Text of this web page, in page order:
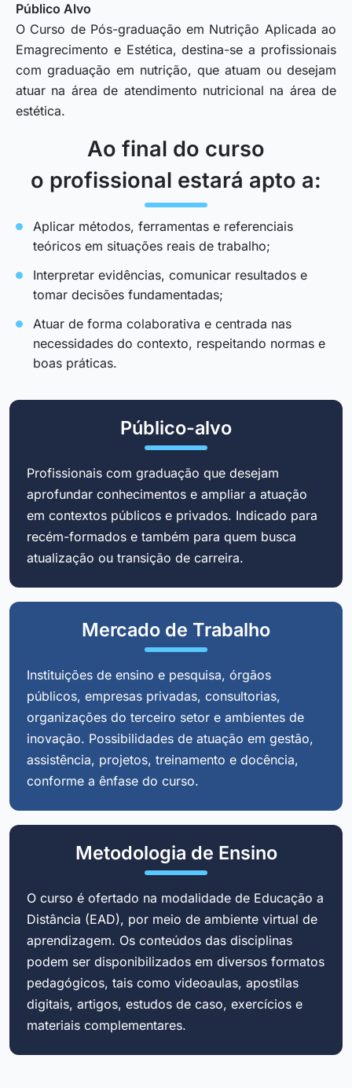
Público Alvo
O Curso de Pós-graduação em Nutrição Aplicada ao
Emagrecimento e Estética, destina-se a profissionais
com graduação em nutrição, que atuam ou desejam
atuar na área de atendimento nutricional na área de
estética.
Ao final do curso
o profissional estará apto a:
Aplicar métodos, ferramentas e referenciais
teóricos em situações reais de trabalho;
Interpretar evidências, comunicar resultados e
tomar decisões fundamentadas;
Atuar de forma colaborativa e centrada nas
necessidades do contexto, respeitando normas e
boas práticas.
Público-alvo
Profissionais com graduação que desejam
aprofundar conhecimentos e ampliar a atuação
em contextos públicos e privados. Indicado para
recém-formados e também para quem busca
atualização ou transição de carreira.
Mercado de Trabalho
Instituições de ensino e pesquisa, órgãos
públicos, empresas privadas, consultorias,
organizações do terceiro setor e ambientes de
inovação. Possibilidades de atuação em gestão,
assistência, projetos, treinamento e docência,
conforme a ênfase do curso.
Metodologia de Ensino
O curso é ofertado na modalidade de Educação a
Distância (EAD), por meio de ambiente virtual de
aprendizagem. Os conteúdos das disciplinas
podem ser disponibilizados em diversos formatos
pedagógicos, tais como videoaulas, apostilas
digitais, artigos, estudos de caso, exercícios e
materiais complementares.